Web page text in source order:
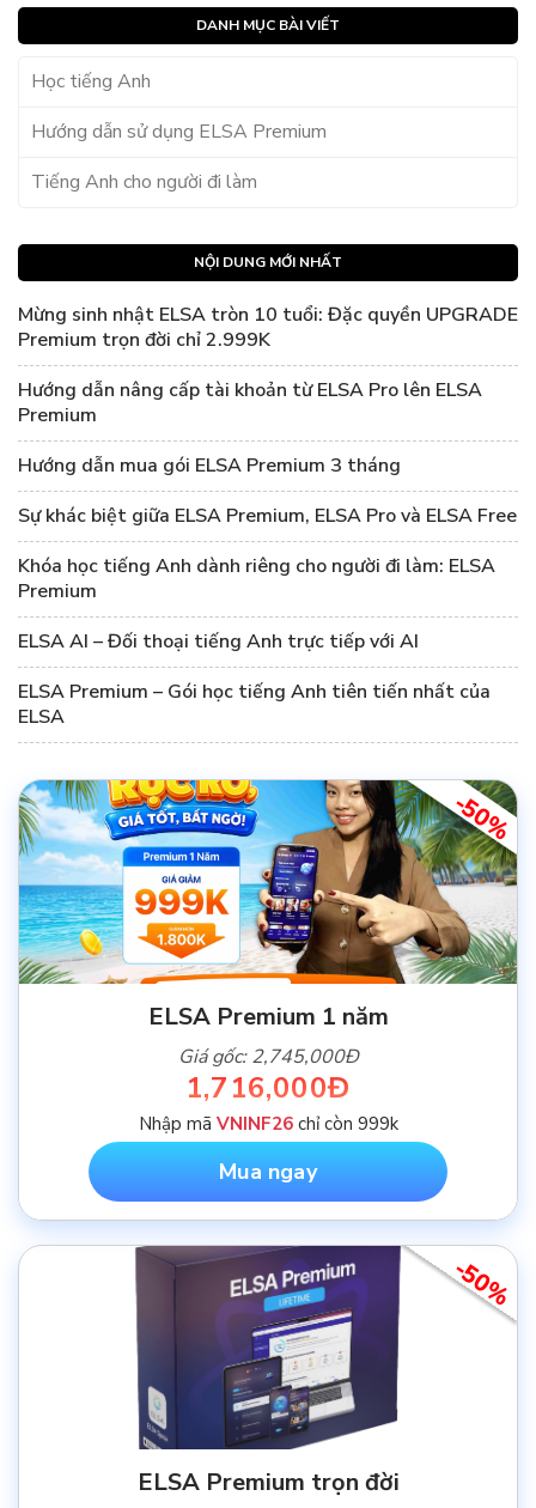
DANH MỤC BÀI VIẾT
Học tiếng Anh
Hướng dẫn sử dụng ELSA Premium
Tiếng Anh cho người đi làm
NỘI DUNG MỚI NHẤT
Mừng sinh nhật ELSA tròn 10 tuổi: Đặc quyền UPGRADE
Premium trọn đời chỉ 2.999K
Hướng dẫn nâng cấp tài khoản từ ELSA Pro lên ELSA
Premium
Hướng dẫn mua gói ELSA Premium 3 tháng
Sự khác biệt giữa ELSA Premium, ELSA Pro và ELSA Free
Khóa học tiếng Anh dành riêng cho người đi làm: ELSA
Premium
ELSA AI – Đối thoại tiếng Anh trực tiếp với AI
ELSA Premium – Gói học tiếng Anh tiên tiến nhất của
ELSA
-50%
ELSA Premium 1 năm
Giá gốc: 2,745,000Đ
1,716,000Đ
Nhập mã VNINF26chỉ còn 999k
Mua ngay
-50%
ELSA Premium trọn đời